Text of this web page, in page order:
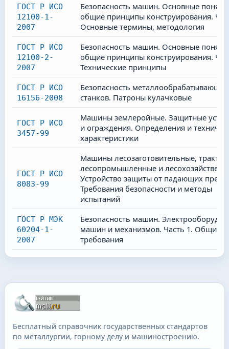
ГОСТ Р ИСО
12100-1-
2007
Безопасность машин. Основные
общие принципы конструирования.
Основные термины, методология
ГОСТ Р ИСО
12100-2-
2007
Безопасность машин. Основные
общие принципы конструирования.
Технические принципы
ГОСТ Р ИСО
16156-2008
Безопасность металлообрабатывающих
станков. Патроны кулачковые
ГОСТ Р ИСО
3457-99
Машины землеройные. Защитные
и ограждения. Определения и
характеристики
ГОСТ Р ИСО
8083-99
Машины лесозаготовительные,
лесопромышленные и
Устройство защиты от падающих
Требования безопасности и методы
испытаний
ГОСТ Р МЭК
60204-1-
2007
Безопасность машин.
машин и механизмов. Часть 1. Общие
требования
Бесплатный справочник государственных стандартов
по металлургии, горному делу и машиностроению.